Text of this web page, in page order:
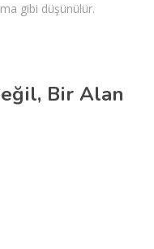
gibi düşünülür.
Bir Alan